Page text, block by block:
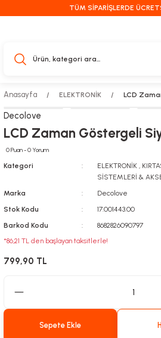
TÜM SİPARİŞLERDE
Anasayfa ELEKTRONİK LCD
Decolove
LCD Zaman Göstergeli
0 Puan - 0 Yorum
Kategori ELEKTRONİK ,
SİSTEMLERİ &
Marka
Decolove
Stok Kodu
17.001443.00
Barkod Kodu
8682826090797
*86,21 TL den başlayan taksitlerle!
799,90 TL
Sepete Ekle